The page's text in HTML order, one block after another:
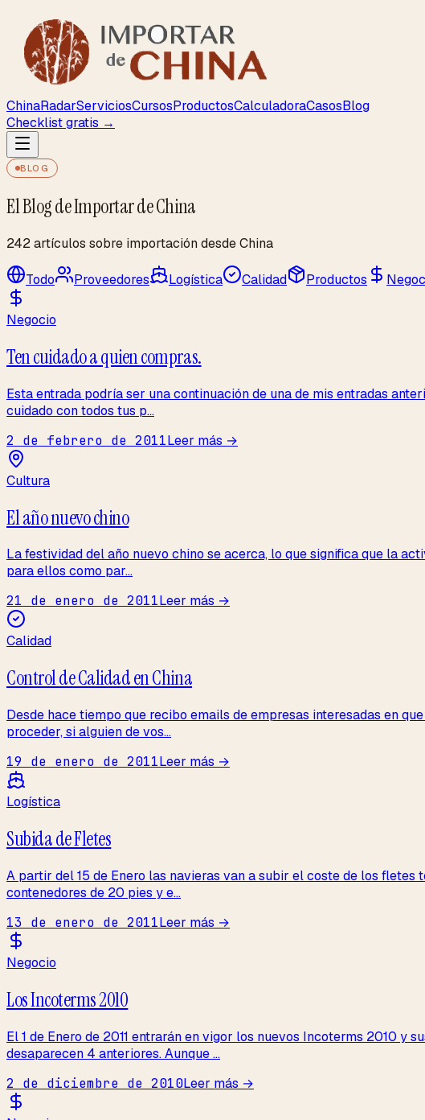
ChinaRadarServiciosCursosProductosCalculadoraCasosBlog
Checklist gratis →
BLOG
El Blog de Importar de China
242 artículos sobre importación desde China
Todo Proveedores Logística Calidad Productos
Negocio
Ten cuidado a quien compras.
Esta entrada podría ser una continuación de una de mis entradas
cuidado con todos tus p...
2 de febrero de 2011Leer más →
Cultura
El año nuevo chino
La festividad del año nuevo chino se acerca, lo que significa que la
para ellos como par...
21 de enero de 2011Leer más →
Calidad
Control de Calidad en China
Desde hace tiempo que recibo emails de empresas interesadas en
proceder, si alguien de vos...
19 de enero de 2011Leer más →
Logística
Subida de Fletes
A partir del 15 de Enero las navieras van a subir el coste de los
contenedores de 20 pies y e...
13 de enero de 2011Leer más →
Negocio
Los Incoterms 2010
El 1 de Enero de 2011 entrarán en vigor los nuevos Incoterms 2010
desaparecen 4 anteriores. Aunque ...
2 de diciembre de 2010Leer más →